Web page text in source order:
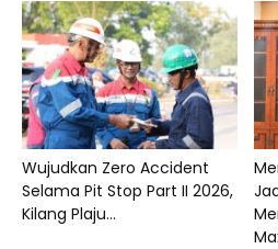
Wujudkan Zero Accident
Selama Pit Stop Part II 2026,
Kilang Plaju...